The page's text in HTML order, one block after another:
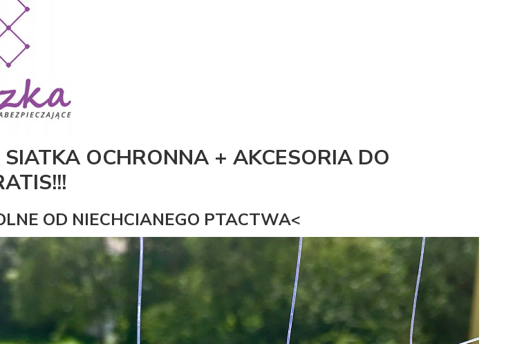
OCHRONNA + AKCESORIA DO
OD NIECHCIANEGO PTACTWA<